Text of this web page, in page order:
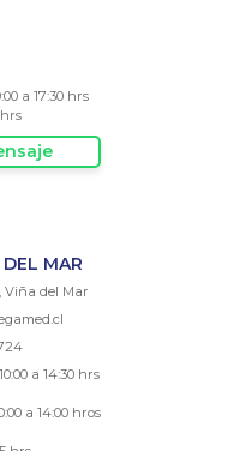
a 17:30 hrs
MAR
Viña del Mar
a 14:30 hrs
a 14:00 hros